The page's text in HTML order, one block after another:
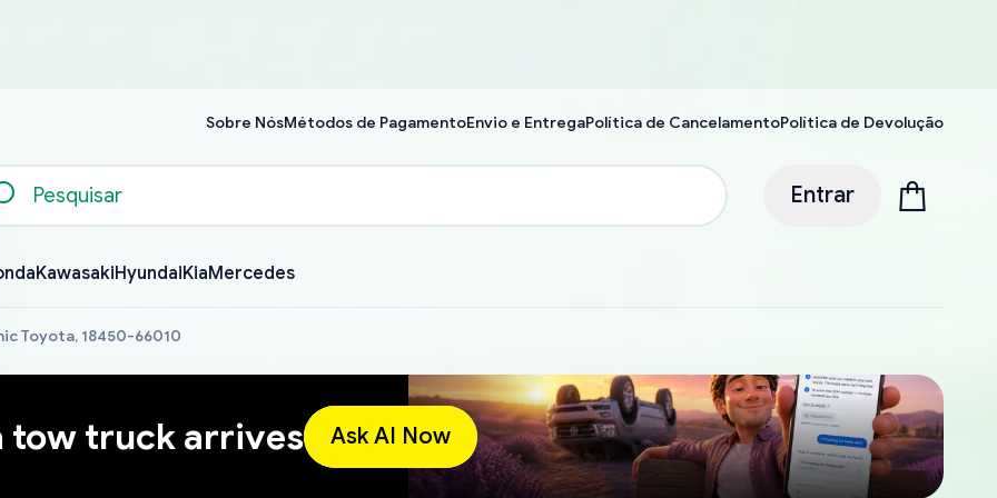
Sobre NósMétodos de PagamentoEnvio e EntregaPolítica de CancelamentoPolítica de Devolução
Entrar
KawasakiHyundaiKiaMercedes
Toyota, 18450-66010
tow truck arrives Ask AI Now